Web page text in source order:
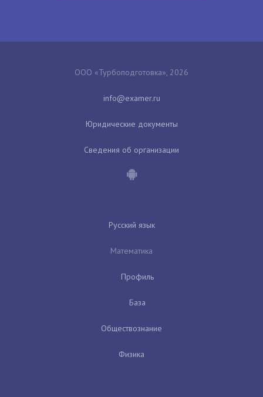
ООО «Турбоподготовка», 2026
Юридические документы
Сведения об организации
Русский язык
Математика
Профиль
База
Обществознание
Физика